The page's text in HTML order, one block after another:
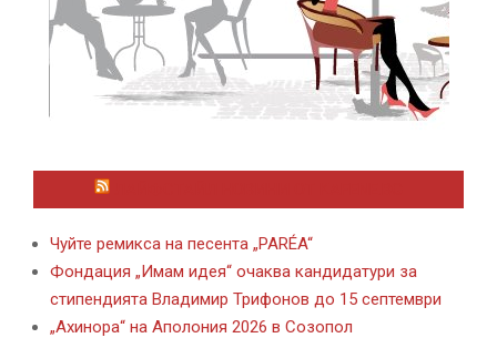
Чуйте ремикса на песента „PARÉA“
Фондация „Имам идея“ очаква кандидатури за
стипендията Владимир Трифонов до 15 септември
„Ахинора“ на Аполония 2026 в Созопол